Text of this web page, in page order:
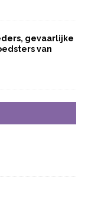
gevaarlijke
van